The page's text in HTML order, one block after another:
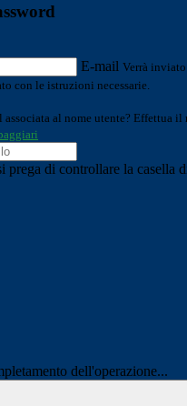
E-mail Verrà
con le istruzioni necessarie.
al nome utente? Effettua il
prega di controllare la casella
dell'operazione...